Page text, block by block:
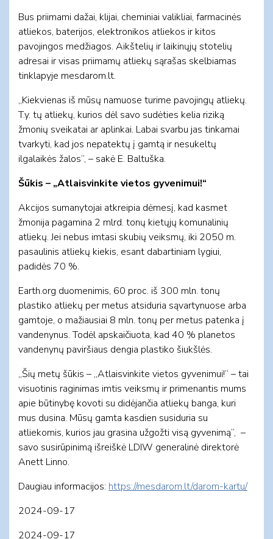
Bus priimami dažai, klijai, cheminiai valikliai, farmacinės
atliekos, baterijos, elektronikos atliekos ir kitos
pavojingos medžiagos. Aikštelių ir laikinųjų stotelių
adresai ir visas priimamų atliekų sąrašas skelbiamas
tinklapyje mesdarom.lt.
„Kiekvienas iš mūsų namuose turime pavojingų atliekų.
T.y. tų atliekų, kurios dėl savo sudėties kelia riziką
žmonių sveikatai ar aplinkai. Labai svarbu jas tinkamai
tvarkyti, kad jos nepatektų į gamtą ir nesukeltų
ilgalaikės žalos“, – sakė E. Baltuška.
Šūkis – „Atlaisvinkite vietos gyvenimui!“
Akcijos sumanytojai atkreipia dėmesį, kad kasmet
žmonija pagamina 2 mlrd. tonų kietųjų komunalinių
atliekų. Jei nebus imtasi skubių veiksmų, iki 2050 m.
pasaulinis atliekų kiekis, esant dabartiniam lygiui,
padidės 70 %.
Earth.org duomenimis, 60 proc. iš 300 mln. tonų
plastiko atliekų per metus atsiduria sąvartynuose arba
gamtoje, o mažiausiai 8 mln. tonų per metus patenka į
vandenynus. Todėl apskaičiuota, kad 40 % planetos
vandenynų paviršiaus dengia plastiko šiukšlės.
„Šių metų šūkis – „Atlaisvinkite vietos gyvenimui!“ – tai
visuotinis raginimas imtis veiksmų ir primenantis mums
apie būtinybę kovoti su didėjančia atliekų banga, kuri
mus dusina. Mūsų gamta kasdien susiduria su
atliekomis, kurios jau grasina užgožti visą gyvenimą“, –
savo susirūpinimą išreiškė LDIW generalinė direktorė
Anett Linno.
Daugiau informacijos: https://mesdarom.lt/darom-kartu/
2024-09-17
2024-09-17